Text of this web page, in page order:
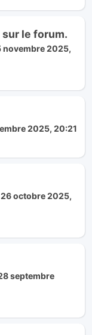
sur le forum.
novembre 2025,
2025, 20:21
26 octobre 2025,
septembre